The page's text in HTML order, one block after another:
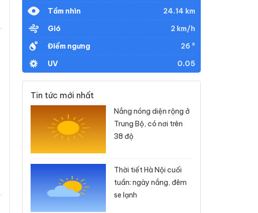
Tầm nhìn
24.14 km
Gió
2 km/h
Điểm ngưng
26 °
UV
0.05
Tin tức mới nhất
Nắng nóng diện rộng ở
Trung Bộ, có nơi trên
38 độ
Thời tiết Hà Nội cuối
tuần: ngày nắng, đêm
se lạnh